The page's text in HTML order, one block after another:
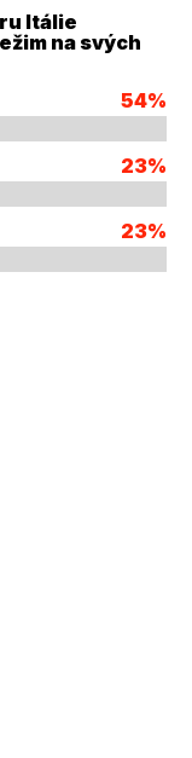
Itálie
na svých
54%
23%
23%